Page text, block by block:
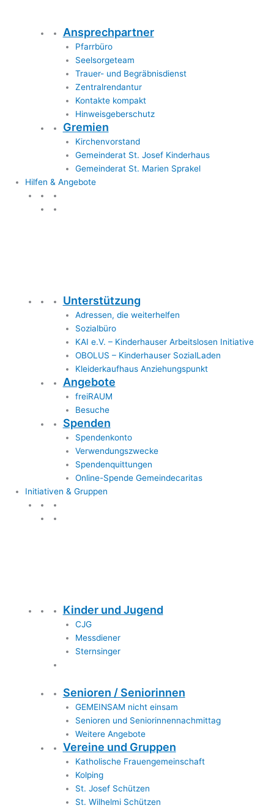
Ansprechpartner
Pfarrbüro
Seelsorgeteam
Trauer- und Begräbnisdienst
Zentralrendantur
Kontakte kompakt
Hinweisgeberschutz
Gremien
Kirchenvorstand
Gemeinderat St. Josef Kinderhaus
Gemeinderat St. Marien Sprakel
Hilfen & Angebote
Unterstützung
Adressen, die weiterhelfen
Sozialbüro
KAI e.V. – Kinderhauser Arbeitslosen Initiative
OBOLUS – Kinderhauser SozialLaden
Kleiderkaufhaus Anziehungspunkt
Angebote
freiRAUM
Besuche
Spenden
Spendenkonto
Verwendungszwecke
Spendenquittungen
Online-Spende Gemeindecaritas
Initiativen & Gruppen
Kinder und Jugend
CJG
Messdiener
Sternsinger
Senioren / Seniorinnen
GEMEINSAM nicht einsam
Senioren und Seniorinnennachmittag
Weitere Angebote
Vereine und Gruppen
Katholische Frauengemeinschaft
Kolping
St. Josef Schützen
St. Wilhelmi Schützen